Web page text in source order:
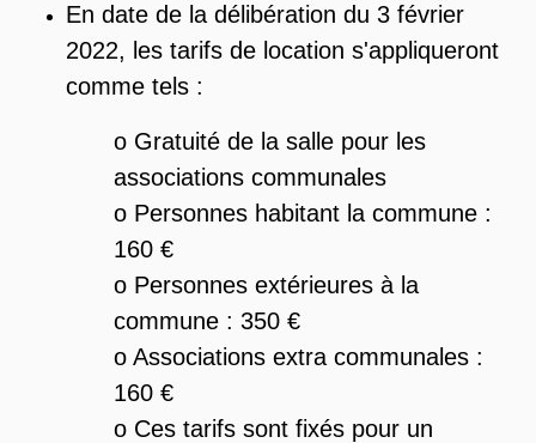
En date de la délibération du 3 février
2022, les tarifs de location s'appliqueront
comme tels :
o Gratuité de la salle pour les
associations communales
o Personnes habitant la commune :
160 €
o Personnes extérieures à la
commune : 350 €
o Associations extra communales :
160 €
o Ces tarifs sont fixés pour un